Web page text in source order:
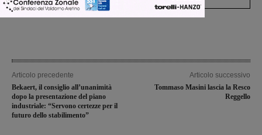
Articolo precedente
Bekaert, il consiglio all’unanimità
dopo la presentazione del piano
industriale: “Servono certezze per il
futuro dello stabilimento”
Articolo successivo
Tommaso Masini lascia la Resco
Reggello